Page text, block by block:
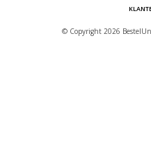
© Copyright 2026